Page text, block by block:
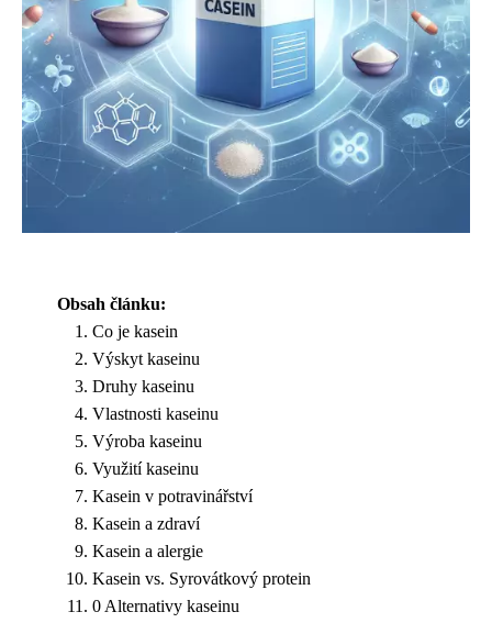
Obsah článku:
Co je kasein
Výskyt kaseinu
Druhy kaseinu
Vlastnosti kaseinu
Výroba kaseinu
Využití kaseinu
Kasein v potravinářství
Kasein a zdraví
Kasein a alergie
Kasein vs. Syrovátkový protein
0 Alternativy kaseinu